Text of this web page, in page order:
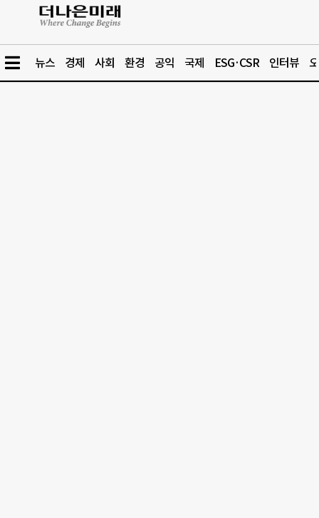
뉴스 경제 사회 환경 공익 국제 ESG·CSR 인터뷰